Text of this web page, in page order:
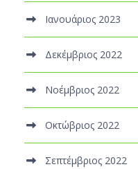
Ιανουάριος 2023
Δεκέμβριος 2022
Νοέμβριος 2022
Οκτώβριος 2022
Σεπτέμβριος 2022